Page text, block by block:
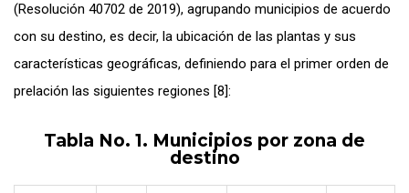
(Resolución 40702 de 2019), agrupando municipios de acuerdo
con su destino, es decir, la ubicación de las plantas y sus
características geográficas, definiendo para el primer orden de
prelación las siguientes regiones [8]:
Tabla No. 1. Municipios por zona de
destino